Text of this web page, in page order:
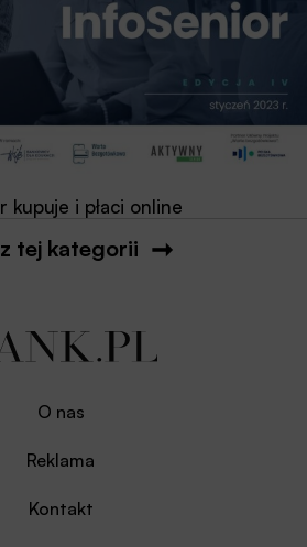
kupuje i płaci online
tej kategorii
O nas
Reklama
Kontakt